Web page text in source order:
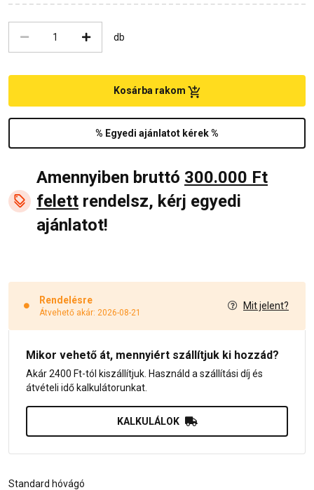
db
% Egyedi ajánlatot kérek %
Kosárba rakom
Amennyiben bruttó 300.000 Ft
felett rendelsz, kérj egyedi
ajánlatot!
Rendelésre
Átvehető akár: 2026-08-21
Mit jelent?
Mikor vehető át, mennyiért szállítjuk ki hozzád?
Akár 2400 Ft-tól kiszállítjuk. Használd a szállítási díj és
átvételi idő kalkulátorunkat.
KALKULÁLOK
Standard hóvágó